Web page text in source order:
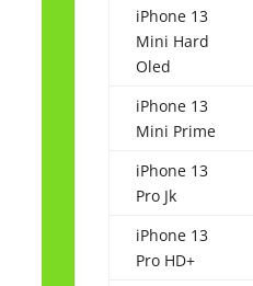
iPhone 13
Mini Hard
Oled
iPhone 13
Mini Prime
iPhone 13
Pro Jk
iPhone 13
Pro HD+